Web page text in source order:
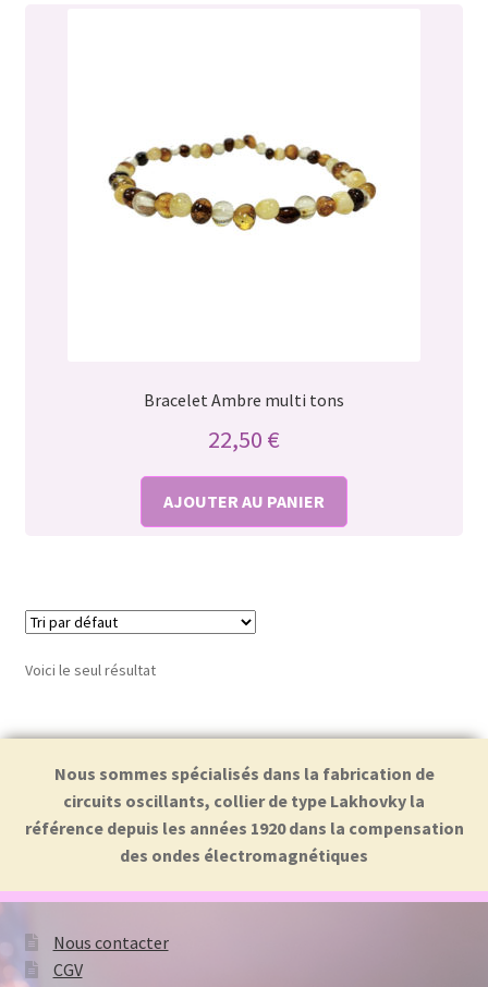
Bracelet Ambre multi tons
22,50 €
AJOUTER AU PANIER
Voici le seul résultat
Nous sommes spécialisés dans la fabrication de
circuits oscillants, collier de type Lakhovky la
référence depuis les années 1920 dans la compensation
des ondes électromagnétiques
Nous contacter
CGV